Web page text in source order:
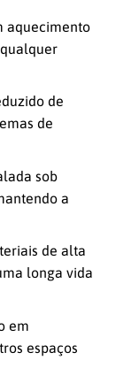
aquecimento
de
de
sob
a
de alta
longa vida
em
espaços